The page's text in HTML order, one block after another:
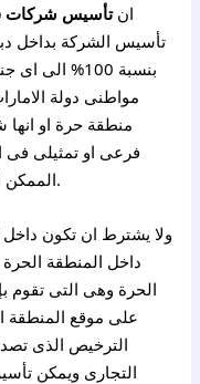
انتأسيس شركات
تأسيس الشركة بداخل
بنسبة 100%
مواطنى دولة
منطقة حرة او
فرعى او تمثيلى فى
الممكن ان تكون الشركة الرئيسية خارج الامارات.
ولا يشترط ان تكون داخل
داخل المنطقة
الحرة وهى التى تقوم
على موقع المنطقة
الترخيص الذى
التجارى ويمكن